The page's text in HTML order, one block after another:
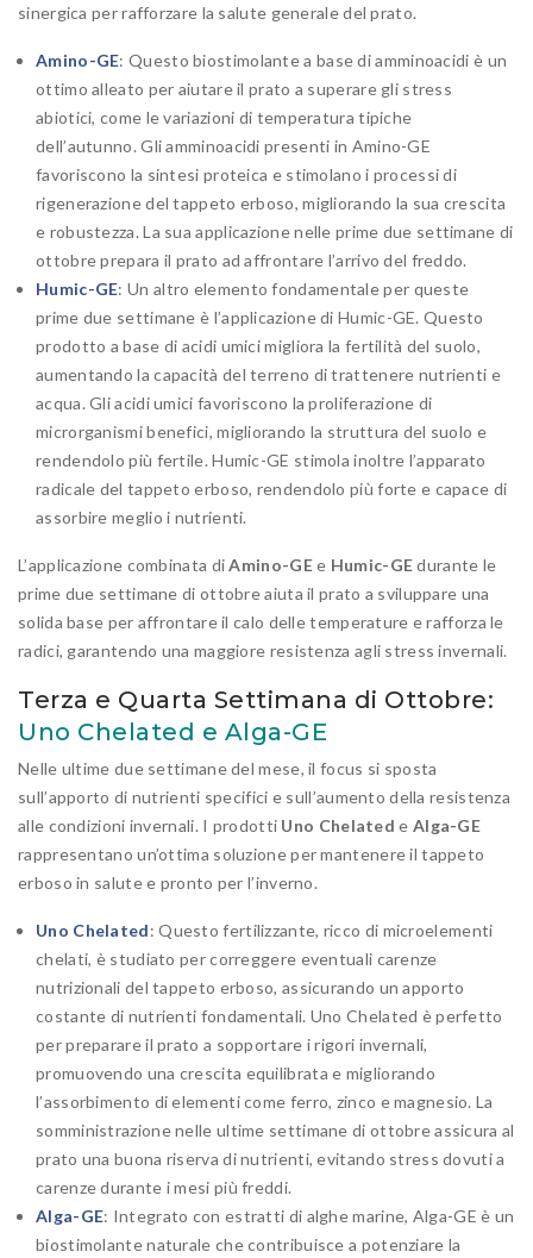
sinergica per rafforzare la salute generale del prato.
Amino-GE: Questo biostimolante a base di amminoacidi è un
ottimo alleato per aiutare il prato a superare gli stress
abiotici, come le variazioni di temperatura tipiche
dell’autunno. Gli amminoacidi presenti in Amino-GE
favoriscono la sintesi proteica e stimolano i processi di
rigenerazione del tappeto erboso, migliorando la sua crescita
e robustezza. La sua applicazione nelle prime due settimane di
ottobre prepara il prato ad affrontare l’arrivo del freddo.
Humic-GE: Un altro elemento fondamentale per queste
prime due settimane è l’applicazione di Humic-GE. Questo
prodotto a base di acidi umici migliora la fertilità del suolo,
aumentando la capacità del terreno di trattenere nutrienti e
acqua. Gli acidi umici favoriscono la proliferazione di
microrganismi benefici, migliorando la struttura del suolo e
rendendolo più fertile. Humic-GE stimola inoltre l’apparato
radicale del tappeto erboso, rendendolo più forte e capace di
assorbire meglio i nutrienti.
L’applicazione combinata diAmino-GEe Humic-GEdurante le
prime due settimane di ottobre aiuta il prato a sviluppare una
solida base per affrontare il calo delle temperature e rafforza le
radici, garantendo una maggiore resistenza agli stress invernali.
Terza e Quarta Settimana di Ottobre:
Uno Chelated e Alga-GE
Nelle ultime due settimane del mese, il focus si sposta
sull’apporto di nutrienti specifici e sull’aumento della resistenza
alle condizioni invernali. I prodotti Uno Chelated e Alga-GE
rappresentano un’ottima soluzione per mantenere il tappeto
erboso in salute e pronto per l’inverno.
Uno Chelated: Questo fertilizzante, ricco di microelementi
chelati, è studiato per correggere eventuali carenze
nutrizionali del tappeto erboso, assicurando un apporto
costante di nutrienti fondamentali. Uno Chelated è perfetto
per preparare il prato a sopportare i rigori invernali,
promuovendo una crescita equilibrata e migliorando
l’assorbimento di elementi come ferro, zinco e magnesio. La
somministrazione nelle ultime settimane di ottobre assicura al
prato una buona riserva di nutrienti, evitando stress dovuti a
carenze durante i mesi più freddi.
Alga-GE: Integrato con estratti di alghe marine, Alga-GE è un
biostimolante naturale che contribuisce a potenziare la